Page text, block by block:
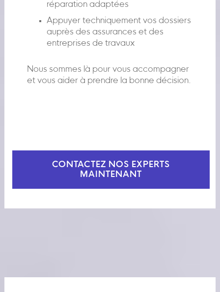
réparation adaptées
Appuyer techniquement vos dossiers
auprès des assurances et des
entreprises de travaux
Nous sommes là pour vous accompagner
et vous aider à prendre la bonne décision.
CONTACTEZ NOS EXPERTS
MAINTENANT